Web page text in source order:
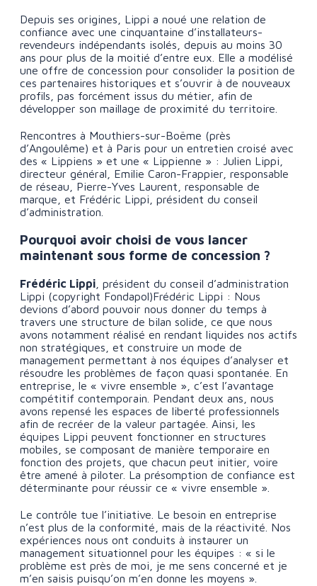
Depuis ses origines, Lippi a noué une relation de
confiance avec une cinquantaine d’installateurs-
revendeurs indépendants isolés, depuis au moins 30
ans pour plus de la moitié d’entre eux. Elle a modélisé
une offre de concession pour consolider la position de
ces partenaires historiques et s’ouvrir à de nouveaux
profils, pas forcément issus du métier, afin de
développer son maillage de proximité du territoire.
Rencontres à Mouthiers-sur-Boëme (près
d’Angoulême) et à Paris pour un entretien croisé avec
des « Lippiens » et une « Lippienne » : Julien Lippi,
directeur général, Emilie Caron-Frappier, responsable
de réseau, Pierre-Yves Laurent, responsable de
marque, et Frédéric Lippi, président du conseil
d’administration.
Pourquoi avoir choisi de vous lancer
maintenant sous forme de concession ?
Frédéric Lippi , président du conseil d’administration
Lippi (copyright Fondapol)Frédéric Lippi : Nous
devions d’abord pouvoir nous donner du temps à
travers une structure de bilan solide, ce que nous
avons notamment réalisé en rendant liquides nos actifs
non stratégiques, et construire un mode de
management permettant à nos équipes d’analyser et
résoudre les problèmes de façon quasi spontanée. En
entreprise, le « vivre ensemble », c’est l’avantage
compétitif contemporain. Pendant deux ans, nous
avons repensé les espaces de liberté professionnels
afin de recréer de la valeur partagée. Ainsi, les
équipes Lippi peuvent fonctionner en structures
mobiles, se composant de manière temporaire en
fonction des projets, que chacun peut initier, voire
être amené à piloter. La présomption de confiance est
déterminante pour réussir ce « vivre ensemble ».
Le contrôle tue l’initiative. Le besoin en entreprise
n’est plus de la conformité, mais de la réactivité. Nos
expériences nous ont conduits à instaurer un
management situationnel pour les équipes : « si le
problème est près de moi, je me sens concerné et je
m’en saisis puisqu’on m’en donne les moyens ».